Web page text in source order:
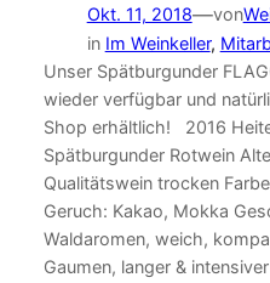
Okt. 11, 2018—von
in Im Weinkeller,
Unser Spätburgunder
wieder verfügbar und
Shop erhältlich! 2016
Spätburgunder Rotwein
Qualitätswein trocken
Geruch: Kakao, Mokka
Waldaromen, weich,
Gaumen, langer &